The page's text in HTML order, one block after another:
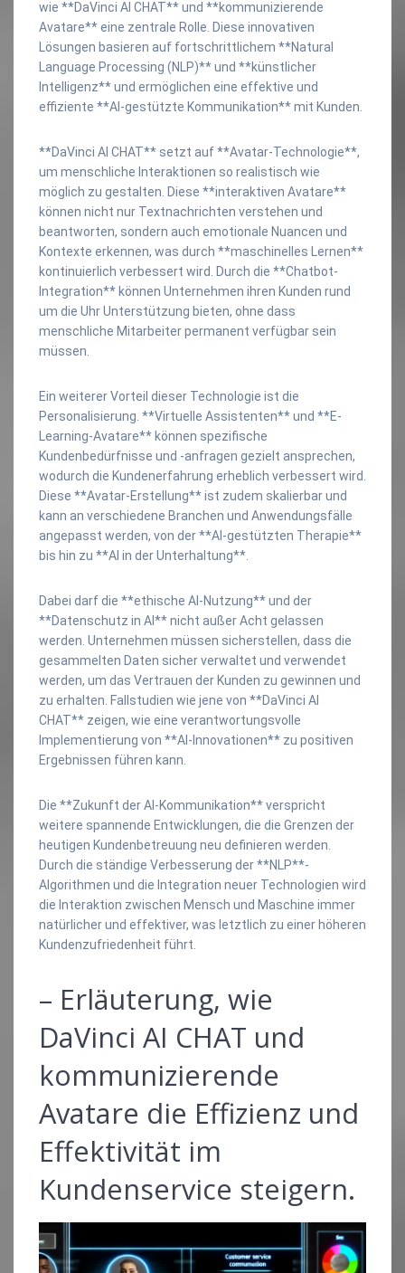
wie **DaVinci AI CHAT** und **kommunizierende
Avatare** eine zentrale Rolle. Diese innovativen
Lösungen basieren auf fortschrittlichem **Natural
Language Processing (NLP)** und **künstlicher
Intelligenz** und ermöglichen eine effektive und
effiziente **AI-gestützte Kommunikation** mit Kunden.
**DaVinci AI CHAT** setzt auf **Avatar-Technologie**,
um menschliche Interaktionen so realistisch wie
möglich zu gestalten. Diese **interaktiven Avatare**
können nicht nur Textnachrichten verstehen und
beantworten, sondern auch emotionale Nuancen und
Kontexte erkennen, was durch **maschinelles Lernen**
kontinuierlich verbessert wird. Durch die **Chatbot-
Integration** können Unternehmen ihren Kunden rund
um die Uhr Unterstützung bieten, ohne dass
menschliche Mitarbeiter permanent verfügbar sein
müssen.
Ein weiterer Vorteil dieser Technologie ist die
Personalisierung. **Virtuelle Assistenten** und **E-
Learning-Avatare** können spezifische
Kundenbedürfnisse und -anfragen gezielt ansprechen,
wodurch die Kundenerfahrung erheblich verbessert wird.
Diese **Avatar-Erstellung** ist zudem skalierbar und
kann an verschiedene Branchen und Anwendungsfälle
angepasst werden, von der **AI-gestützten Therapie**
bis hin zu **AI in der Unterhaltung**.
Dabei darf die **ethische AI-Nutzung** und der
**Datenschutz in AI** nicht außer Acht gelassen
werden. Unternehmen müssen sicherstellen, dass die
gesammelten Daten sicher verwaltet und verwendet
werden, um das Vertrauen der Kunden zu gewinnen und
zu erhalten. Fallstudien wie jene von **DaVinci AI
CHAT** zeigen, wie eine verantwortungsvolle
Implementierung von **AI-Innovationen** zu positiven
Ergebnissen führen kann.
Die **Zukunft der AI-Kommunikation** verspricht
weitere spannende Entwicklungen, die die Grenzen der
heutigen Kundenbetreuung neu definieren werden.
Durch die ständige Verbesserung der **NLP**-
Algorithmen und die Integration neuer Technologien wird
die Interaktion zwischen Mensch und Maschine immer
natürlicher und effektiver, was letztlich zu einer höheren
Kundenzufriedenheit führt.
– Erläuterung, wie
DaVinci AI CHAT und
kommunizierende
Avatare die Effizienz und
Effektivität im
Kundenservice steigern.